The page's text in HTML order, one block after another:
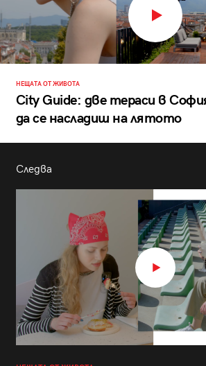
НЕЩАТА ОТ ЖИВОТА
City Guide: две тераси в
да се насладиш на лятото
Следва